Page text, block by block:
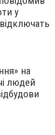
у
на
людей